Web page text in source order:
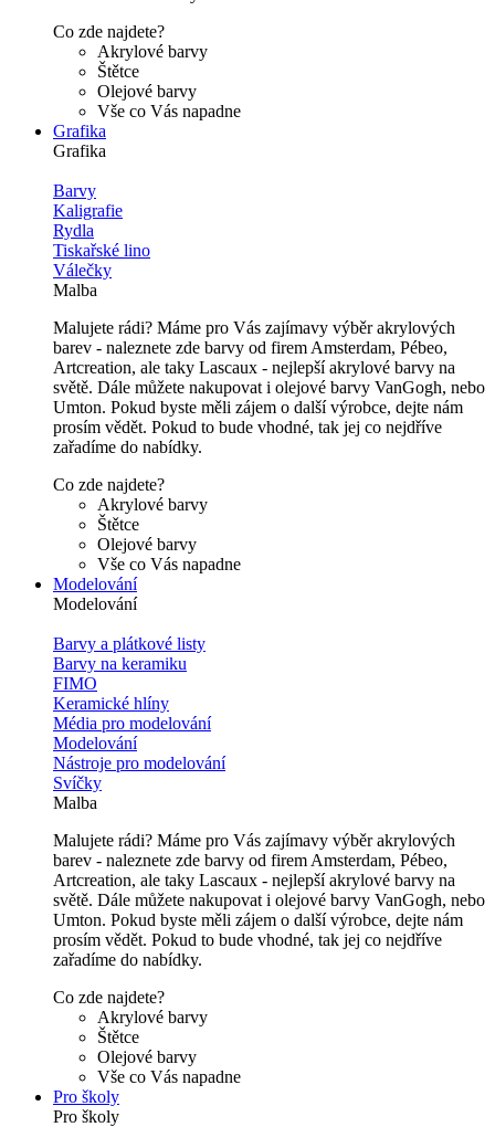
Co zde najdete?
Akrylové barvy
Štětce
Olejové barvy
Vše co Vás napadne
Grafika
Grafika
Barvy
Kaligrafie
Rydla
Tiskařské lino
Válečky
Malba
Malujete rádi? Máme pro Vás zajímavy výběr akrylových
barev - naleznete zde barvy od firem Amsterdam, Pébeo,
Artcreation, ale taky Lascaux - nejlepší akrylové barvy na
světě. Dále můžete nakupovat i olejové barvy VanGogh, nebo
Umton. Pokud byste měli zájem o další výrobce, dejte nám
prosím vědět. Pokud to bude vhodné, tak jej co nejdříve
zařadíme do nabídky.
Co zde najdete?
Akrylové barvy
Štětce
Olejové barvy
Vše co Vás napadne
Modelování
Modelování
Barvy a plátkové listy
Barvy na keramiku
FIMO
Keramické hlíny
Média pro modelování
Modelování
Nástroje pro modelování
Svíčky
Malba
Malujete rádi? Máme pro Vás zajímavy výběr akrylových
barev - naleznete zde barvy od firem Amsterdam, Pébeo,
Artcreation, ale taky Lascaux - nejlepší akrylové barvy na
světě. Dále můžete nakupovat i olejové barvy VanGogh, nebo
Umton. Pokud byste měli zájem o další výrobce, dejte nám
prosím vědět. Pokud to bude vhodné, tak jej co nejdříve
zařadíme do nabídky.
Co zde najdete?
Akrylové barvy
Štětce
Olejové barvy
Vše co Vás napadne
Pro školy
Pro školy